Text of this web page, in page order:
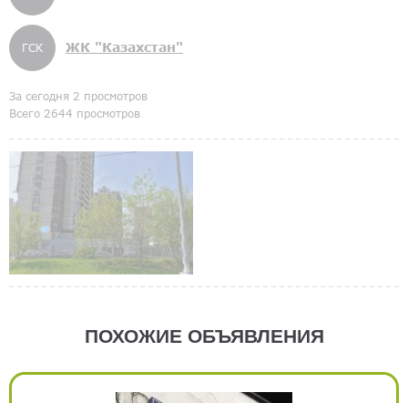
ГСК ЖК "Казахстан"
За сегодня 2 просмотров
Всего 2644 просмотров
ПОХОЖИЕ ОБЪЯВЛЕНИЯ